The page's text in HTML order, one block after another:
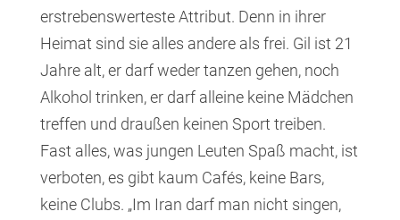
erstrebenswerteste Attribut. Denn in ihrer
Heimat sind sie alles andere als frei. Gil ist 21
Jahre alt, er darf weder tanzen gehen, noch
Alkohol trinken, er darf alleine keine Mädchen
treffen und draußen keinen Sport treiben.
Fast alles, was jungen Leuten Spaß macht, ist
verboten, es gibt kaum Cafés, keine Bars,
keine Clubs. „Im Iran darf man nicht singen,